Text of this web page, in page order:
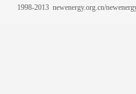
1998-2013 newenergy.org.cn/